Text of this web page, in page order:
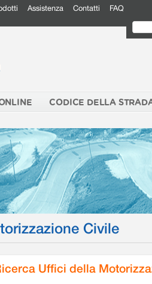
Assistenza Contatti FAQ
CODICE DELLA
Civile
Uffici della